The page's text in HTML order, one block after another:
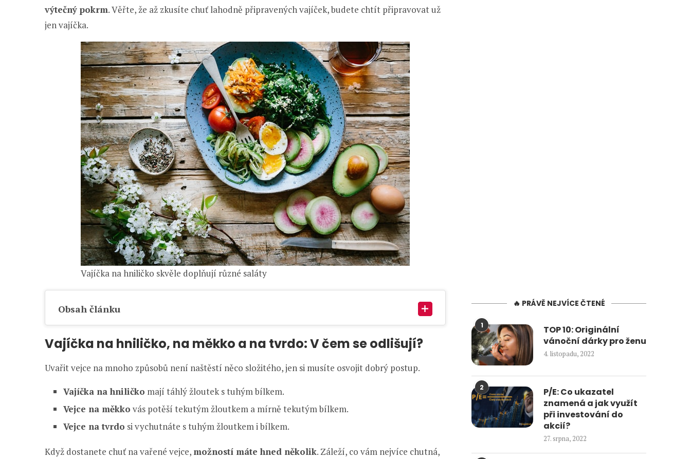
výtečný pokrm. Věřte, že až zkusíte chuť lahodně připravených vajíček, budete chtít připravovat už
jen vajíčka.
Vajíčka na hniličko skvěle doplňují různé saláty
Obsah článku
Vajíčka na hniličko, na měkko a na tvrdo: V čem se odlišují?
Uvařit vejce na mnoho způsobů není naštěstí něco složitého, jen si musíte osvojit dobrý postup.
Vajíčka na hniličko mají táhlý žloutek s tuhým bílkem.
Vejce na měkko vás potěší tekutým žloutkem a mírně tekutým bílkem.
Vejce na tvrdo si vychutnáte s tuhým žloutkem i bílkem.
Když dostanete chuť na vařené vejce, možností máte hned několik. Záleží, co vám nejvíce chutná,
🔥 PRÁVĚ NEJVÍCE ČTENÉ
1
TOP 10: Originální
vánoční dárky pro ženu
4. listopadu, 2022
2
P/E: Co ukazatel
znamená a jak využít
při investování do
akcií?
27. srpna, 2022